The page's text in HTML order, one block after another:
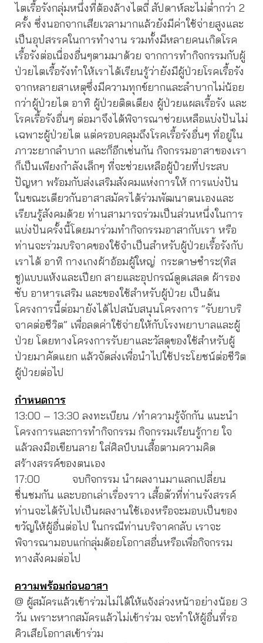
ไตเรื้อรังกลุ่มหนึ่งที่ต้องล้างไตถี่ สัปดาห์ละไม่ต่ำกว่า 2
ครั้ง ซึ่งนอกจากเสียเวลามากแล้วยังมีค่าใช้จ่ายสูงและ
เป็นอุปสรรคในการทำงาน รวมทั้งมีหลายคนเกิดโรค
เรื้อรังต่อเนื่องอื่นๆตามมาด้วย จากการทำกิจกรรมกับผู้
ป่วยไตเรื้อรังทำให้เราได้เรียนรู้ว่ายังมีผู้ป่วยโรคเรื้อรัง
จากหลายสาเหตุซึ่งมีความทุกข์ยากและลำบากไม่น้อย
กว่าผู้ป่วยไต อาทิ ผู้ป่วยติดเตียง ผู้ป่วยแผลเรื้อรัง และ
โรคเรื้อรังอื่นๆ ต่อมาจึงได้พิจารณาช่วยเหลือแบ่งปันไม่
เฉพาะผู้ป่วยไต แต่ครอบคลุมถึงโรคเรื้อรังอื่นๆ ที่อยู่ใน
ภาวะยากลำบาก และก็อีกเช่นกัน กิจกรรมอาสาของเรา
ก็เป็นเพียงกำลังเล็กๆ ที่จะช่วยเหลือผู้ปํวยที่ประสบ
ปัญหา พร้อมกับส่งเสริมสังคมแห่งการให้ การแบ่งปัน
ในขณะเดียวกันอาสาสมัครได้ร่วมพัฒนาตนเองและ
เรียนรู้สังคมด้วย ท่านสามารถร่วมเป็นส่วนหนึ่งในการ
แบ่งปันครั้งนี้โดยมาร่วมทำกิจกรรมอาสากับเรา หรือ
ท่านจะร่วมบริจาคของใช้จำเป็นสำหรับผู้ป่วยเรื้อรังกับ
เราได้ อาทิ กางเกงผ้าอ้อมผู้ใหญ่ กระดาษชำระ(ทิส
ชู)แบบแห้งและเปียก สายและอุปกรณ์ดูดเสลด ผ้ารอง
ซับ อาหารเสริม และของใช้สำหรับผู้ป่วย เป็นต้น
โครงการนี้ต่อมายังได้ไปสนับสนุนโครงการ “รับยาบริ
จาคต่อชีวิต” เพื่อลดค่าใช้จ่ายให้กับโรงพยาบาลและผู้
ป่วย โดยทางโครงการรับยาและวัสดุของใช้สำหรับผู้
ป่วยมาคัดแยก แล้วจัดส่งเพื่อนำไปใช้ประโยชน์ต่อชีวิต
ผู้ป่วยต่อไป
กำหนดการ
13:00 – 13:30 ลงทะเบียน /ทำความรู้จักกัน แนะนำ
โครงการและการทำกิจกรรม กิจกรรมเรียนรู้กาย ใจ
แล้วลงมือเขียนลาย ใส่ศิลป์บนเสื้อตามความคิด
สร้างสรรค์ของตนเอง
17:00 จบกิจกรรม นำผลงานมาแลกเปลี่ยน
ชื่นชมกัน และบอกเล่าเรื่องราว เสื้อตัวที่ท่านรังสรรค์
ท่านจะได้รับไปเป็นผลงานใช้เองหรือจะมอบเป็นของ
ขวัญให้ผู้อื่นต่อไป ในกรณีท่านบริจาคกลับ เราจะ
พิจารณามอบแก่กลุ่มด้อยโอกาสอื่นหรือเพื่อกิจกรรม
ทางสังคมต่อไป
ความพร้อมก่อนอาสา
@ ผู้สมัครแล้วเข้าร่วมไม่ได้ให้แจ้งล่วงหน้าอย่างน้อย 3
วัน เพราะหากสมัครแล้วไม่เข้าร่วม จะทำให้ผู้อื่นที่รอ
คิวเสียโอกาสเข้าร่วม